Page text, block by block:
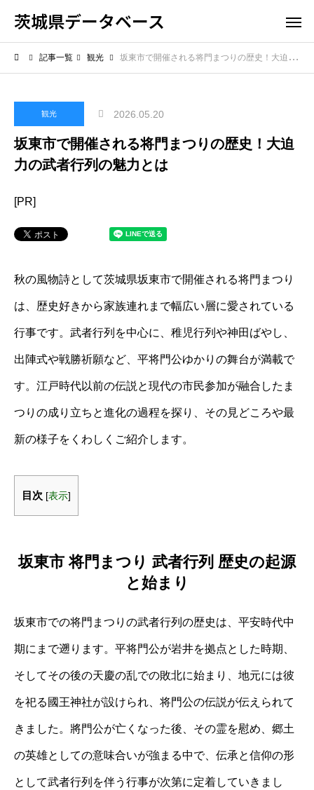
茨城県データベース
記事一覧 観光 坂東市で開催される将門まつりの歴史！大迫力の武者行列の魅力とは
観光 2026.05.20
坂東市で開催される将門まつりの歴史！大迫
力の武者行列の魅力とは
[PR]
秋の風物詩として茨城県坂東市で開催される将門まつり
は、歴史好きから家族連れまで幅広い層に愛されている
行事です。武者行列を中心に、稚児行列や神田ばやし、
出陣式や戦勝祈願など、平将門公ゆかりの舞台が満載で
す。江戸時代以前の伝説と現代の市民参加が融合したま
つりの成り立ちと進化の過程を探り、その見どころや最
新の様子をくわしくご紹介します。
目次 [表示]
坂東市 将門まつり 武者行列 歴史の起源
と始まり
坂東市での将門まつりの武者行列の歴史は、平安時代中
期にまで遡ります。平将門公が岩井を拠点とした時期、
そしてその後の天慶の乱での敗北に始まり、地元には彼
を祀る國王神社が設けられ、将門公の伝説が伝えられて
きました。將門公が亡くなった後、その霊を慰め、郷土
の英雄としての意味合いが強まる中で、伝承と信仰の形
として武者行列を伴う行事が次第に定着していきまし